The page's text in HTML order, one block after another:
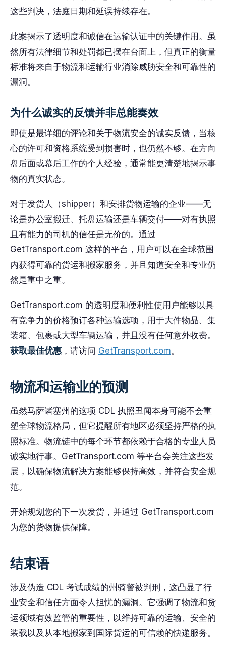
这些判决，法庭日期和延误持续存在。
此案揭示了透明度和诚信在运输认证中的关键作用。虽
然所有法律细节和处罚都已摆在台面上，但真正的衡量
标准将来自于物流和运输行业消除威胁安全和可靠性的
漏洞。
为什么诚实的反馈并非总能奏效
即使是最详细的评论和关于物流安全的诚实反馈，当核
心的许可和资格系统受到损害时，也仍然不够。在方向
盘后面或幕后工作的个人经验，通常能更清楚地揭示事
物的真实状态。
对于发货人（shipper）和安排货物运输的企业——无
论是办公室搬迁、托盘运输还是车辆交付——对有执照
且有能力的司机的信任是无价的。通过
GetTransport.com 这样的平台，用户可以在全球范围
内获得可靠的货运和搬家服务，并且知道安全和专业仍
然是重中之重。
GetTransport.com 的透明度和便利性使用户能够以具
有竞争力的价格预订各种运输选项，用于大件物品、集
装箱、包裹或大型车辆运输，并且没有任何意外收费。
获取最佳优惠 ，请访问 GetTransport.com。
物流和运输业的预测
虽然马萨诸塞州的这项 CDL 执照丑闻本身可能不会重
塑全球物流格局，但它提醒所有地区必须坚持严格的执
照标准。物流链中的每个环节都依赖于合格的专业人员
诚实地行事。GetTransport.com 等平台会关注这些发
展，以确保物流解决方案能够保持高效，并符合安全规
范。
开始规划您的下一次发货，并通过 GetTransport.com
为您的货物提供保障。
结束语
涉及伪造 CDL 考试成绩的州骑警被判刑，这凸显了行
业安全和信任方面令人担忧的漏洞。它强调了物流和货
运领域有效监管的重要性，以维持可靠的运输、安全的
装载以及从本地搬家到国际货运的可信赖的快递服务。